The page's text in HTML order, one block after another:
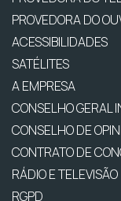
PROVEDORA DO
ACESSIBILIDADES
SATÉLITES
A EMPRESA
CONSELHO GERAL
CONSELHO DE
CONTRATO DE
RÁDIO E TELEVISÃO
RGPD